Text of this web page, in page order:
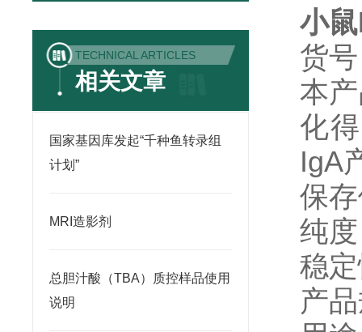
TECHNICAL ARTICLES
相关文章
国家基因库发起“千种鱼转录组
计划”
MRI造影剂
总胆汁酸（TBA）质控样品使用
说明
小
货
本
化
IgA
保
纯
稳
产